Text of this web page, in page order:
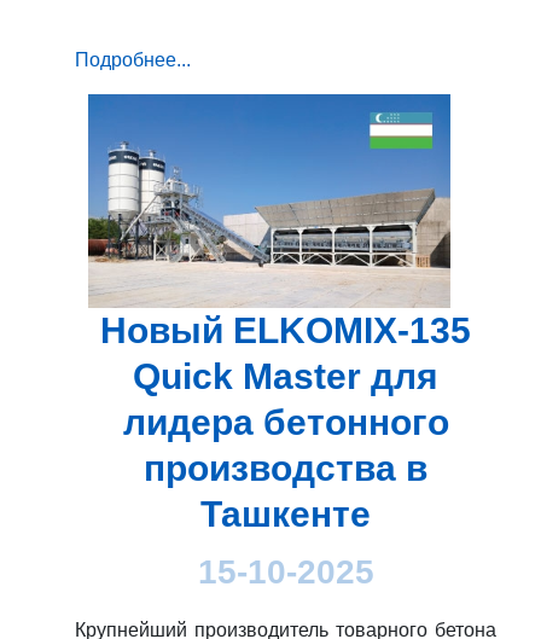
Подробнее...
Новый ELKOMIX-135
Quick Master для
лидера бетонного
производства в
Ташкенте
15-10-2025
Крупнейший производитель товарного бетона